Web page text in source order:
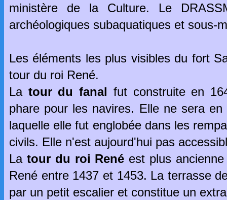
ministère de la Culture. Le
archéologiques subaquatiques et sous-
Les éléments les plus visibles du fort
tour du roi René.
La tour du fanal fut construite en
phare pour les navires. Elle ne sera
laquelle elle fut englobée dans les
civils. Elle n'est aujourd'hui pas
La tour du roi René est plus
René entre 1437 et 1453. La terrasse
par un petit escalier et constitue un